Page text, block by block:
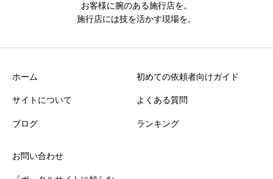
お客様に腕のある施行店を。
施行店には技を活かす現場を。
ホーム
サイトについて
ブログ
初めての依頼者向けガイド
よくある質問
ランキング
お問い合わせ